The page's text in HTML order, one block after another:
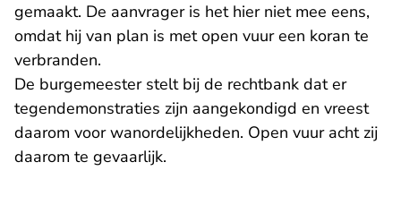
gemaakt. De aanvrager is het hier niet mee eens,
omdat hij van plan is met open vuur een koran te
verbranden.
De burgemeester stelt bij de rechtbank dat er
tegendemonstraties zijn aangekondigd en vreest
daarom voor wanordelijkheden. Open vuur acht zij
daarom te gevaarlijk.